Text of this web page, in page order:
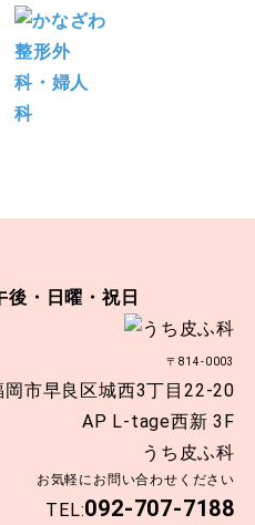
後・日曜・祝日
〒814-0003
岡市早良区城西3丁目22-20
AP L-tage西新 3F
うち皮ふ科
お気軽にお問い合わせください
TEL:092-707-7188